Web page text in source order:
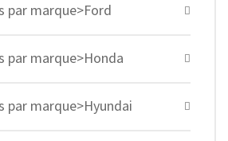
par marque>Ford
par marque>Honda
par marque>Hyundai